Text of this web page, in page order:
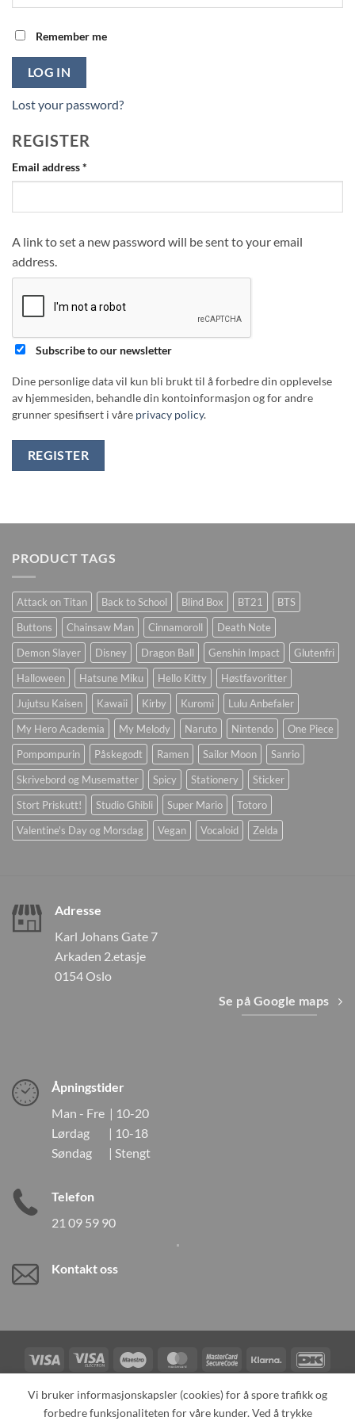
Remember me
LOG IN
Lost your password?
REGISTER
Email address*
A link to set a new password will be sent to your email
address.
Subscribe to our newsletter
Dine personlige data vil kun bli brukt til å forbedre din opplevelse
av hjemmesiden, behandle din kontoinformasjon og for andre
grunner spesifisert i våre privacy policy.
REGISTER
PRODUCT TAGS
Attack on Titan Back to School Blind Box BT21
BTS
Buttons
Chainsaw Man Cinnamoroll
Death Note
Demon Slayer
Disney Dragon Ball Genshin Impact
Glutenfri
Halloween
Hatsune Miku Hello Kitty
Høstfavoritter
Jujutsu Kaisen
Kawaii Kirby Kuromi
Lulu Anbefaler
My Hero Academia
My Melody Naruto Nintendo
One Piece
Pompompurin
Påskegodt Ramen Sailor Moon
Sanrio
Skrivebord og Musematter
Spicy Stationery
Sticker
Stort Priskutt!
Studio Ghibli Super Mario
Totoro
Valentine's Day og Morsdag
Vegan Vocaloid Zelda
Adresse
Karl Johans Gate 7
Arkaden 2.etasje
0154 Oslo
Se på Google maps
Åpningstider
Man - Fre | 10-20
Lørdag | 10-18
Søndag | Stengt
Telefon
21 09 59 90
Kontakt oss
Visa
Visa
Electron
Maestro MasterCardMasterCard
2
Klarna
Card
TILBAKEKALLINGER KONTAKT OSS OM OSS
Vi bruker informasjonskapsler (cookies) for å spore trafikk og
forbedre funksjonaliteten for våre kunder. Ved å trykke